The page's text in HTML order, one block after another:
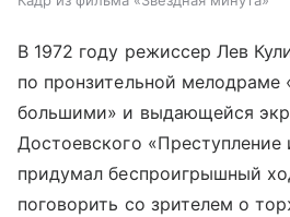
В 1972 году режиссер Лев
по пронзительной мелодраме
большими» и выдающейся
Достоевского «Преступление
придумал беспроигрышный
поговорить со зрителем о